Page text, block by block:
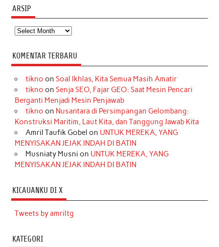
ARSIP
Arsip
KOMENTAR TERBARU
tikno on Soal Ikhlas, Kita Semua Masih Amatir
tikno on Senja SEO, Fajar GEO: Saat Mesin Pencari
Berganti Menjadi Mesin Penjawab
tikno on Nusantara di Persimpangan Gelombang:
Konstruksi Maritim, Laut Kita, dan Tanggung Jawab Kita
Amril Taufik Gobel on UNTUK MEREKA, YANG
MENYISAKAN JEJAK INDAH DI BATIN
Musniaty Musni on UNTUK MEREKA, YANG
MENYISAKAN JEJAK INDAH DI BATIN
KICAUANKU DI X
Tweets by amriltg
KATEGORI